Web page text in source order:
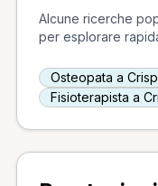
Alcune ricerche
per esplorare
Osteopata a
Fisioterapista a